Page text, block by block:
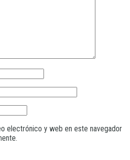
electrónico y web en este navegador